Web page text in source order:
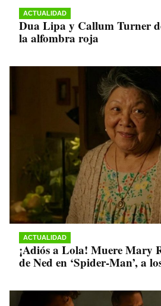
ACTUALIDAD
Dua Lipa y Callum Turner
la alfombra roja
ACTUALIDAD
¡Adiós a Lola! Muere Mary
de Ned en ‘Spider-Man’, a